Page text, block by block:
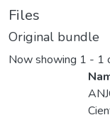
Files
Original bundle
Now showing 1 - 1